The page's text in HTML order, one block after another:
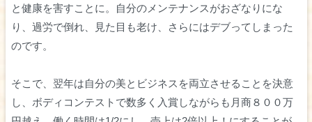
と健康を害すことに。自分のメンテナンスがおざなりにな
り、過労で倒れ、見た目も老け、さらにはデブってしまった
のです。
そこで、翌年は自分の美とビジネスを両立させることを決意
し、ボディコンテストで数多く入賞しながらも月商８００万